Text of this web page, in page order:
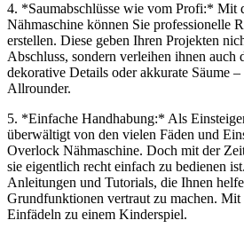
4. *Saumabschlüsse wie vom Profi:* Mit
Nähmaschine können Sie professionelle
erstellen. Diese geben Ihren Projekten
Abschluss, sondern verleihen ihnen auch
dekorative Details oder akkurate Säume
Allrounder.
5. *Einfache Handhabung:* Als
überwältigt von den vielen Fäden und
Overlock Nähmaschine. Doch mit der
sie eigentlich recht einfach zu bedienen
Anleitungen und Tutorials, die Ihnen
Grundfunktionen vertraut zu machen.
Einfädeln zu einem Kinderspiel.